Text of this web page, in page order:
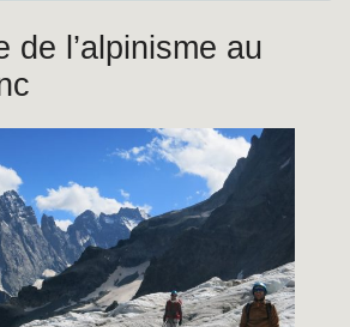
de l’alpinisme au